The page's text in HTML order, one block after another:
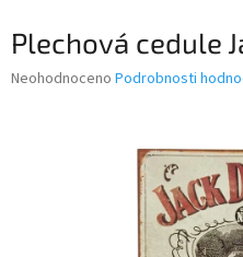
Plechová cedule
Průměrné
Neohodnoceno Podrobnosti